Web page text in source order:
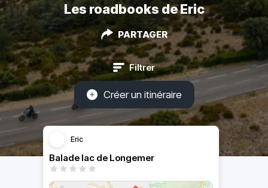
Les roadbooks de Eric
PARTAGER
Filtrer
Créer un itinéraire
Eric
Balade lac de Longemer